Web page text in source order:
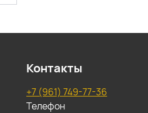
Контакты
+7 (961) 749-77-36
Телефон